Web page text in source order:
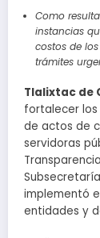
Como
instancias
costos de
trámites
Tlalixtac de
fortalecer
de actos de
servidoras
implementó
entidades y